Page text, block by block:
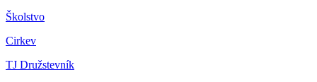
Školstvo
Cirkev
TJ Družstevník